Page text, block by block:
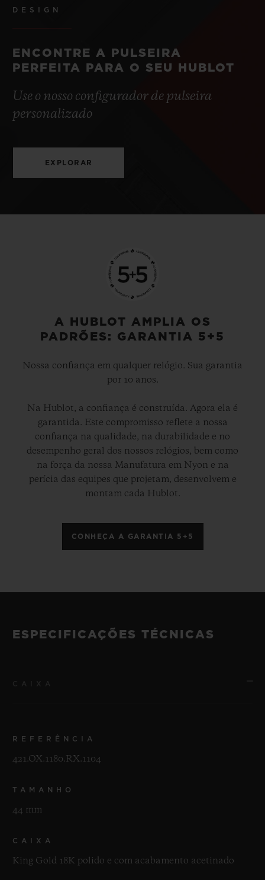
DESIGN
ENCONTRE A PULSEIRA
PERFEITA PARA O SEU HUBLOT
Use o nosso configurador de pulseira
personalizado
EXPLORAR
A HUBLOT AMPLIA OS
PADRÕES: GARANTIA 5+5
Nossa confiança em qualquer relógio. Sua garantia
por 10 anos.
Na Hublot, a confiança é construída. Agora ela é
garantida. Este compromisso reflete a nossa
confiança na qualidade, na durabilidade e no
desempenho geral dos nossos relógios, bem como
na força da nossa Manufatura em Nyon e na
perícia das equipes que projetam, desenvolvem e
montam cada Hublot.
CONHEÇA A GARANTIA 5+5
ESPECIFICAÇÕES TÉCNICAS
REFERÊNCIA
421.OX.1180.RX.1104
TAMANHO
44 mm
CAIXA
King Gold 18K polido e com acabamento acetinado